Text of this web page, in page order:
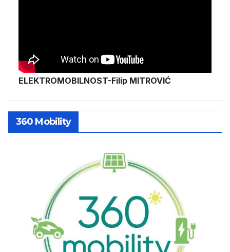
ELEKTROMOBILNOST-Filip MITROVIĆ
360 Mobility